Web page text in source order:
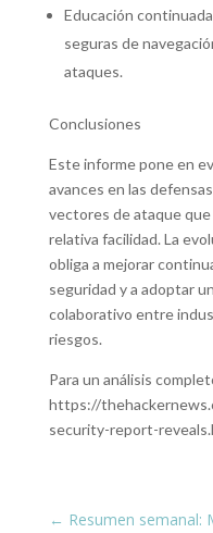
Educación
seguras de
ataques.
Conclusiones
Este informe pone en
avances en las
vectores de ataque
relativa facilidad. La
obliga a mejorar
seguridad y a adoptar
colaborativo entre
riesgos.
Para un análisis
https://
security-report-
← Resumen semanal: